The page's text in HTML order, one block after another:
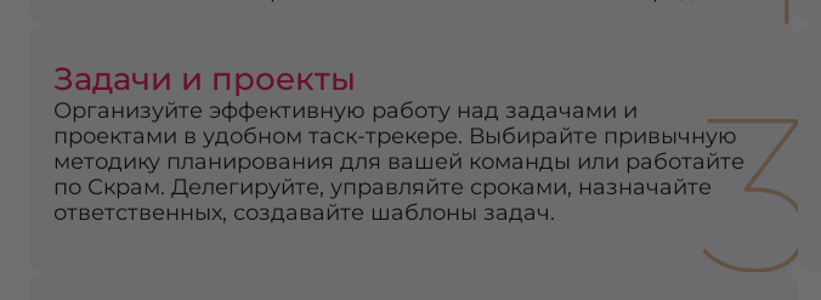
Задачи и проекты
Организуйте эффективную работу над задачами и
проектами в удобном таск-трекере. Выбирайте привычную
методику планирования для вашей команды или работайте
по Скрам. Делегируйте, управляйте сроками, назначайте
ответственных, создавайте шаблоны задач.
3